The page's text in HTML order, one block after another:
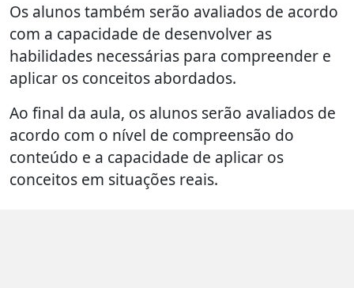
Os alunos também serão avaliados de acordo
com a capacidade de desenvolver as
habilidades necessárias para compreender e
aplicar os conceitos abordados.
Ao final da aula, os alunos serão avaliados de
acordo com o nível de compreensão do
conteúdo e a capacidade de aplicar os
conceitos em situações reais.